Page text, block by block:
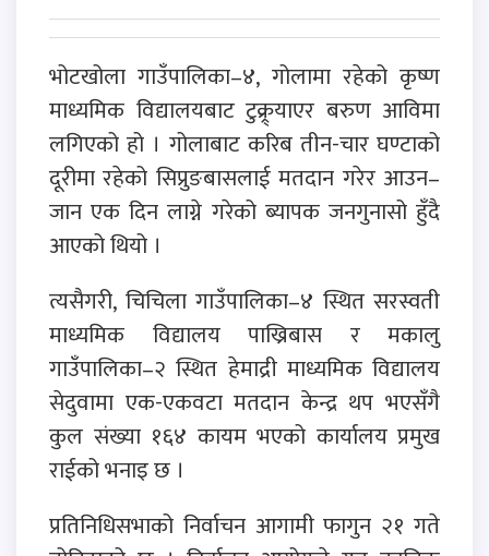
भोटखोला गाउँपालिका–४, गोलामा रहेको कृष्ण
माध्यमिक विद्यालयबाट टुक्र्र्याएर बरुण आविमा
लगिएको हो । गोलाबाट करिब तीन-चार घण्टाको
दूरीमा रहेको सिप्रुङबासलाई मतदान गरेर आउन–
जान एक दिन लाग्ने गरेको ब्यापक जनगुनासो हुँदै
आएको थियो ।
त्यसैगरी, चिचिला गाउँपालिका–४ स्थित सरस्वती
माध्यमिक विद्यालय पाख्रिबास र मकालु
गाउँपालिका–२ स्थित हेमाद्री माध्यमिक विद्यालय
सेदुवामा एक-एकवटा मतदान केन्द्र थप भएसँगै
कुल संख्या १६४ कायम भएको कार्यालय प्रमुख
राईको भनाइ छ ।
प्रतिनिधिसभाको निर्वाचन आगामी फागुन २१ गते